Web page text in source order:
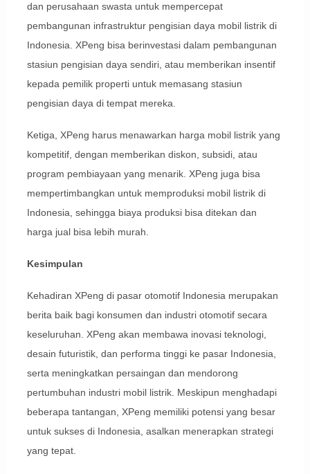
dan perusahaan swasta untuk mempercepat
pembangunan infrastruktur pengisian daya mobil listrik di
Indonesia. XPeng bisa berinvestasi dalam pembangunan
stasiun pengisian daya sendiri, atau memberikan insentif
kepada pemilik properti untuk memasang stasiun
pengisian daya di tempat mereka.
Ketiga, XPeng harus menawarkan harga mobil listrik yang
kompetitif, dengan memberikan diskon, subsidi, atau
program pembiayaan yang menarik. XPeng juga bisa
mempertimbangkan untuk memproduksi mobil listrik di
Indonesia, sehingga biaya produksi bisa ditekan dan
harga jual bisa lebih murah.
Kesimpulan
Kehadiran XPeng di pasar otomotif Indonesia merupakan
berita baik bagi konsumen dan industri otomotif secara
keseluruhan. XPeng akan membawa inovasi teknologi,
desain futuristik, dan performa tinggi ke pasar Indonesia,
serta meningkatkan persaingan dan mendorong
pertumbuhan industri mobil listrik. Meskipun menghadapi
beberapa tantangan, XPeng memiliki potensi yang besar
untuk sukses di Indonesia, asalkan menerapkan strategi
yang tepat.